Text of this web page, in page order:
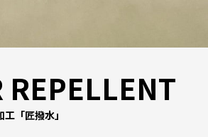
REPELLENT
「匠撥水」